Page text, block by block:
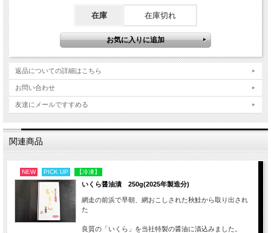
・賞味期限：製造日より、2年間
※ 「商品到着日より、2年間」ではございませんので、ご注意ください！
在庫 在庫切れ
返品についての詳細はこちら
お問い合わせ
友達にメールですすめる
関連商品
NEW PICK UP 【冷凍】
いくら醤油漬 250g(2025年製造分)
網走の前浜で早朝、網おこしされた秋鮭から取り出され
た
良質の「いくら」を当社特製の醤油に漬込みました。